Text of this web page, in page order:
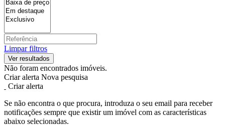
Limpar filtros
Não foram encontrados imóveis.
Criar alerta Nova pesquisa
Criar alerta
Se não encontra o que procura, introduza o seu email para receber
notificações sempre que existir um imóvel com as características
abaixo selecionadas.